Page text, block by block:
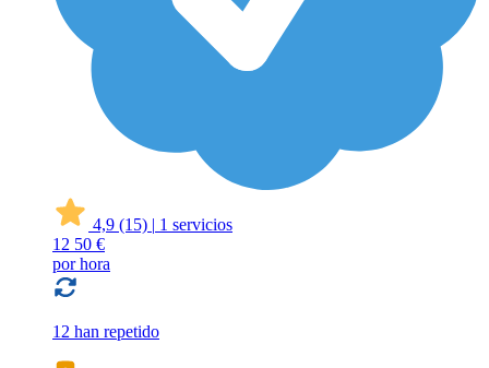
4,9 (15) | 1 servicios
12 50 €
por hora
12 han repetido